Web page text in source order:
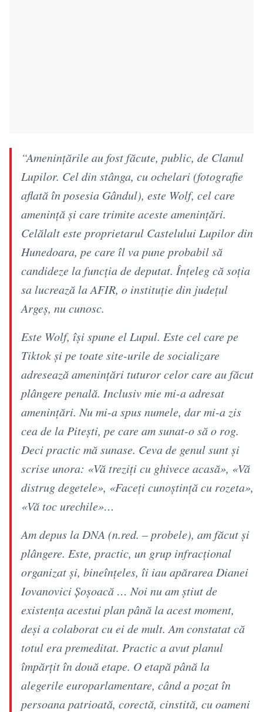
“Amenințările au fost făcute, public, de Clanul
Lupilor. Cel din stânga, cu ochelari (fotografie
aflată în posesia Gândul), este Wolf, cel care
amenință și care trimite aceste amenințări.
Celălalt este proprietarul Castelului Lupilor din
Hunedoara, pe care îl va pune probabil să
candideze la funcția de deputat. Înțeleg că soția
sa lucrează la AFIR, o instituție din județul
Argeș, nu cunosc.
Este Wolf, își spune el Lupul. Este cel care pe
Tiktok și pe toate site-urile de socializare
adresează amenințări tuturor celor care au făcut
plângere penală. Inclusiv mie mi-a adresat
amenințări. Nu mi-a spus numele, dar mi-a zis
cea de la Pitești, pe care am sunat-o să o rog.
Deci practic mă sunase. Ceva de genul sunt și
scrise unora: «Vă treziți cu ghivece acasă», «Vă
distrug degetele», «Faceți cunoștință cu rozeta»,
«Vă toc urechile»…
Am depus la DNA (n.red. – probele), am făcut și
plângere. Este, practic, un grup infracțional
organizat și, bineînțeles, îi iau apărarea Dianei
Iovanovici Șoșoacă … Noi nu am știut de
existența acestui plan până la acest moment,
deși a colaborat cu ei de mult. Am constatat că
totul era premeditat. Practic a avut planul
împărțit în două etape. O etapă până la
alegerile europarlamentare, când a pozat în
persoana patrioată, corectă, cinstită, cu oameni